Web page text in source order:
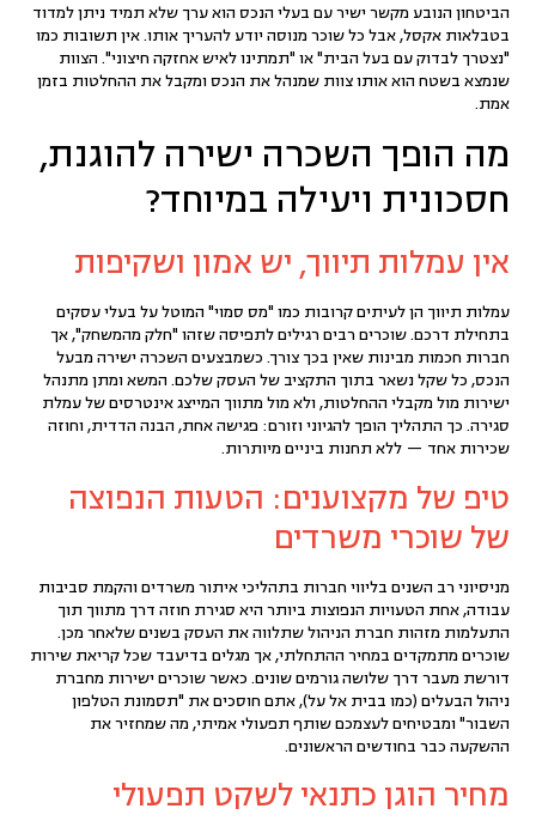
הביטחון הנובע מקשר ישיר עם בעלי הנכס הוא ערך שלא תמיד ניתן למדוד
בטבלאות אקסל, אבל כל שוכר מנוסה יודע להעריך אותו. אין תשובות כמו
"נצטרך לבדוק עם בעל הבית" או "תמתינו לאיש אחזקה חיצוני". הצוות
שנמצא בשטח הוא אותו צוות שמנהל את הנכס ומקבל את ההחלטות בזמן
אמת.
מה הופך השכרה ישירה להוגנת,
חסכונית ויעילה במיוחד?
אין עמלות תיווך, יש אמון ושקיפות
עמלות תיווך הן לעיתים קרובות כמו "מס סמוי" המוטל על בעלי עסקים
בתחילת דרכם. שוכרים רבים רגילים לתפיסה שזהו "חלק מהמשחק", אך
חברות חכמות מבינות שאין בכך צורך. כשמבצעים השכרה ישירה מבעל
הנכס, כל שקל נשאר בתוך התקציב של העסק שלכם. המשא ומתן מתנהל
ישירות מול מקבלי ההחלטות, ולא מול מתווך המייצג אינטרסים של עמלת
סגירה. כך התהליך הופך להגיוני וזורם: פגישה אחת, הבנה הדדית, וחוזה
שכירות אחד — ללא תחנות ביניים מיותרות.
טיפ של מקצוענים: הטעות הנפוצה
של שוכרי משרדים
מניסיוני רב השנים בליווי חברות בתהליכי איתור משרדים והקמת סביבות
עבודה, אחת הטעויות הנפוצות ביותר היא סגירת חוזה דרך מתווך תוך
התעלמות מזהות חברת הניהול שתלווה את העסק בשנים שלאחר מכן.
שוכרים מתמקדים במחיר ההתחלתי, אך מגלים בדיעבד שכל קריאת שירות
דורשת מעבר דרך שלושה גורמים שונים. כאשר שוכרים ישירות מחברת
ניהול הבעלים (כמו בבית אל על), אתם חוסכים את "תסמונת הטלפון
השבור" ומבטיחים לעצמכם שותף תפעולי אמיתי, מה שמחזיר את
ההשקעה כבר בחודשים הראשונים.
מחיר הוגן כתנאי לשקט תפעולי